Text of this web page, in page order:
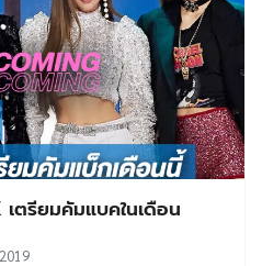
เตรียมคัมแบคในเดือน